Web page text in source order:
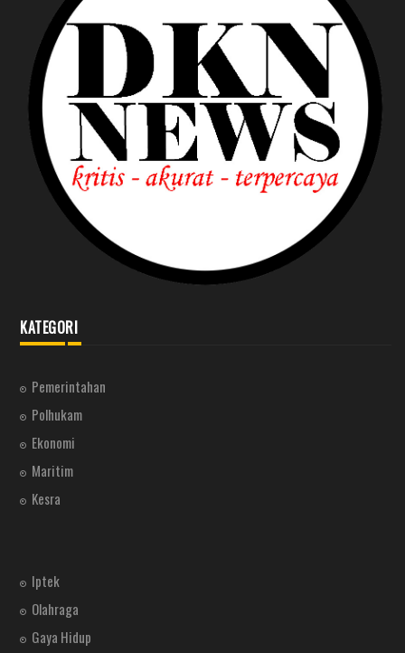
KATEGORI
Pemerintahan
Polhukam
Ekonomi
Maritim
Kesra
Iptek
Olahraga
Gaya Hidup